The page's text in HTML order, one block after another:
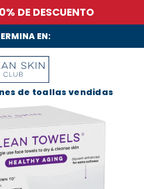
DE DESCUENTO
EN:
de toallas vendidas